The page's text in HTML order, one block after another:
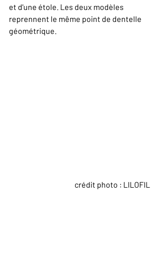
et d'une étole. Les deux modèles
reprennent le même point de dentelle
géométrique.
crédit photo : LILOFIL